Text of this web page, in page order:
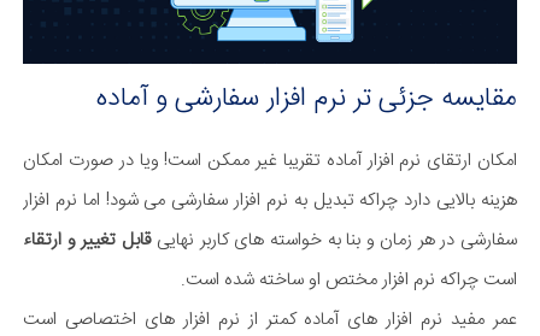
مقایسه جزئی تر نرم افزار سفارشی و آماده
امکان ارتقای نرم افزار آماده تقریبا غیر ممکن است! ویا در صورت امکان
هزینه بالایی دارد چراکه تبدیل به نرم افزار سفارشی می شود! اما نرم افزار
سفارشی در هر زمان و بنا به خواسته های کاربر نهاییقابل تغییر و ارتقاء
است چراکه نرم افزار مختص او ساخته شده است.
عمر مفید نرم افزار های آماده کمتر از نرم افزار های اختصاصی است